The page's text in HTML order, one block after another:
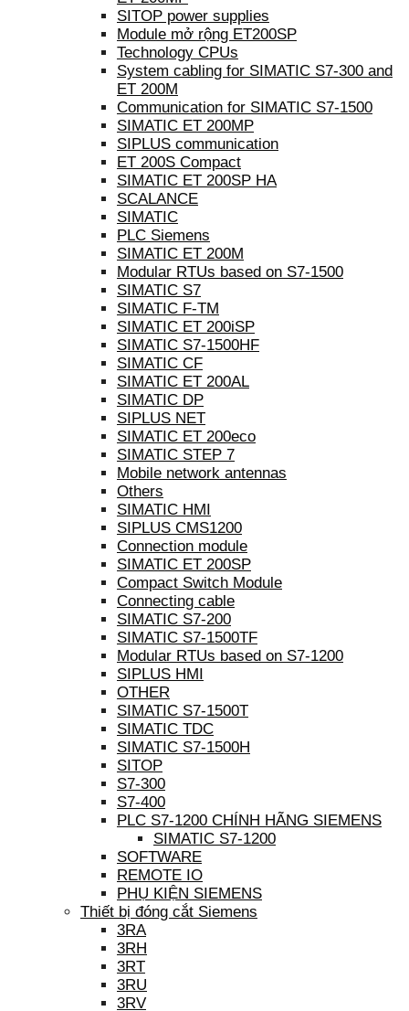
SITOP power supplies
Module mở rộng ET200SP
Technology CPUs
System cabling for SIMATIC S7-300 and
ET 200M
Communication for SIMATIC S7-1500
SIMATIC ET 200MP
SIPLUS communication
ET 200S Compact
SIMATIC ET 200SP HA
SCALANCE
SIMATIC
PLC Siemens
SIMATIC ET 200M
Modular RTUs based on S7-1500
SIMATIC S7
SIMATIC F-TM
SIMATIC ET 200iSP
SIMATIC S7-1500HF
SIMATIC CF
SIMATIC ET 200AL
SIMATIC DP
SIPLUS NET
SIMATIC ET 200eco
SIMATIC STEP 7
Mobile network antennas
Others
SIMATIC HMI
SIPLUS CMS1200
Connection module
SIMATIC ET 200SP
Compact Switch Module
Connecting cable
SIMATIC S7-200
SIMATIC S7-1500TF
Modular RTUs based on S7-1200
SIPLUS HMI
OTHER
SIMATIC S7-1500T
SIMATIC TDC
SIMATIC S7-1500H
SITOP
S7-300
S7-400
PLC S7-1200 CHÍNH HÃNG SIEMENS
SIMATIC S7-1200
SOFTWARE
REMOTE IO
PHỤ KIỆN SIEMENS
Thiết bị đóng cắt Siemens
3RA
3RH
3RT
3RU
3RV